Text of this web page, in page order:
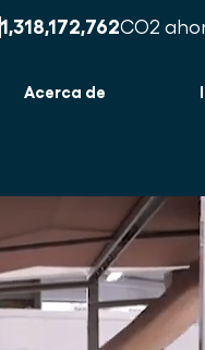
1,318,172,768CO2
Acerca de